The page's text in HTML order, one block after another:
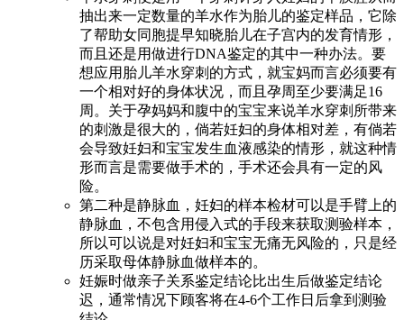
抽出来一定数量的羊水作为胎儿的鉴定样品，它除
了帮助女同胞提早知晓胎儿在子宫内的发育情形，
而且还是用做进行DNA鉴定的其中一种办法。要
想应用胎儿羊水穿刺的方式，就宝妈而言必须要有
一个相对好的身体状况，而且孕周至少要满足16
周。关于孕妈妈和腹中的宝宝来说羊水穿刺所带来
的刺激是很大的，倘若妊妇的身体相对差，有倘若
会导致妊妇和宝宝发生血液感染的情形，就这种情
形而言是需要做手术的，手术还会具有一定的风
险。
第二种是静脉血，妊妇的样本检材可以是手臂上的
静脉血，不包含用侵入式的手段来获取测验样本，
所以可以说是对妊妇和宝宝无痛无风险的，只是经
历采取母体静脉血做样本的。
妊娠时做亲子关系鉴定结论比出生后做鉴定结论
迟，通常情况下顾客将在4-6个工作日后拿到测验